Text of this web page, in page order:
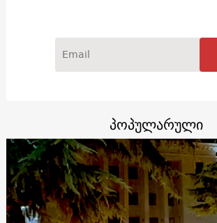
პოპულარული